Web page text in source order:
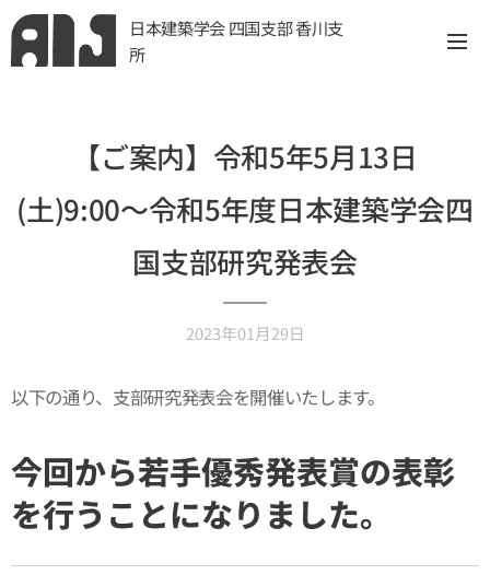
日本建築学会 四国支部 香川支
所
【ご案内】令和5年5月13日
(土)9:00〜令和5年度日本建築学会四
国支部研究発表会
2023年01月29日
以下の通り、支部研究発表会を開催いたします。
今回から若手優秀発表賞の表彰
を行うことになりました。